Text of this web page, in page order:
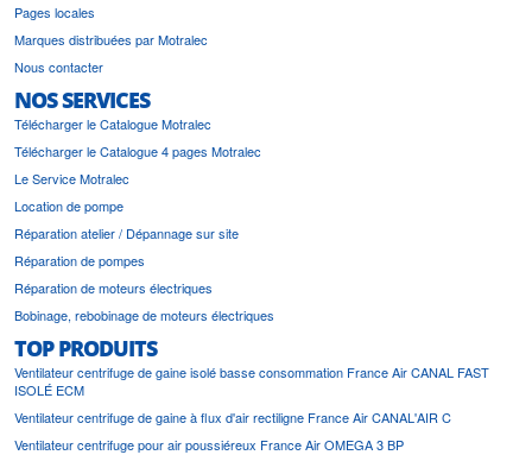
Pages locales
Marques distribuées par Motralec
Nous contacter
NOS SERVICES
Télécharger le Catalogue Motralec
Télécharger le Catalogue 4 pages Motralec
Le Service Motralec
Location de pompe
Réparation atelier / Dépannage sur site
Réparation de pompes
Réparation de moteurs électriques
Bobinage, rebobinage de moteurs électriques
TOP PRODUITS
Ventilateur centrifuge de gaine isolé basse consommation France Air CANAL FAST
ISOLÉ ECM
Ventilateur centrifuge de gaine à flux d'air rectiligne France Air CANAL'AIR C
Ventilateur centrifuge pour air poussiéreux France Air OMEGA 3 BP